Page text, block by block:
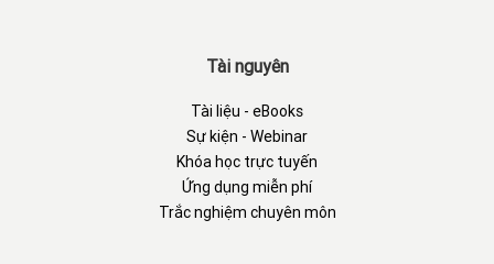
Tài nguyên
Tài liệu - eBooks
Sự kiện - Webinar
Khóa học trực tuyến
Ứng dụng miễn phí
Trắc nghiệm chuyên môn